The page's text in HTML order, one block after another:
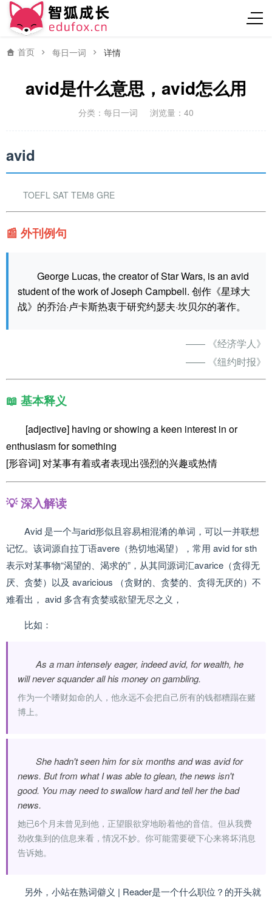
首页 每日一词 详情
avid是什么意思，avid怎么用
分类： 每日一词 浏览量：40
avid
TOEFL SAT TEM8 GRE
📰 外刊例句
George Lucas, the creator of Star Wars, is an avid
student of the work of Joseph Campbell. 创作《星球大
战》的乔治·卢卡斯热衷于研究约瑟夫·坎贝尔的著作。
—— 《经济学人》
—— 《纽约时报》
📖 基本释义
[adjective] having or showing a keen interest in or
enthusiasm for something
[形容词] 对某事有着或者表现出强烈的兴趣或热情
💡 深入解读
Avid 是一个与arid形似且容易相混淆的单词，可以一并联想
记忆。该词源自拉丁语avere（热切地渴望），常用 avid for sth
表示对某事物“渴望的、渴求的”，从其同源词汇avarice（贪得无
厌、贪婪）以及 avaricious （贪财的、贪婪的、贪得无厌的）不
难看出， avid 多含有贪婪或欲望无尽之义，
比如：
As a man intensely eager, indeed avid, for wealth, he
will never squander all his money on gambling.
作为一个嗜财如命的人，他永远不会把自己所有的钱都糟蹋在赌
博上。
She hadn't seen him for six months and was avid for
news. But from what I was able to glean, the news isn't
good. You may need to swallow hard and tell her the bad
news.
她已6个月未曾见到他，正望眼欲穿地盼着他的音信。但从我费
劲收集到的信息来看，情况不妙。你可能需要硬下心来将坏消息
告诉她。
另外，小站在熟词僻义 | Reader是一个什么职位？的开头就